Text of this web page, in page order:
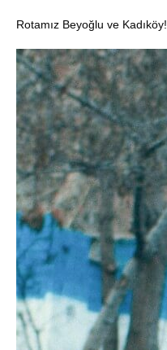
Rotamız Beyoğlu ve Kadıköy!